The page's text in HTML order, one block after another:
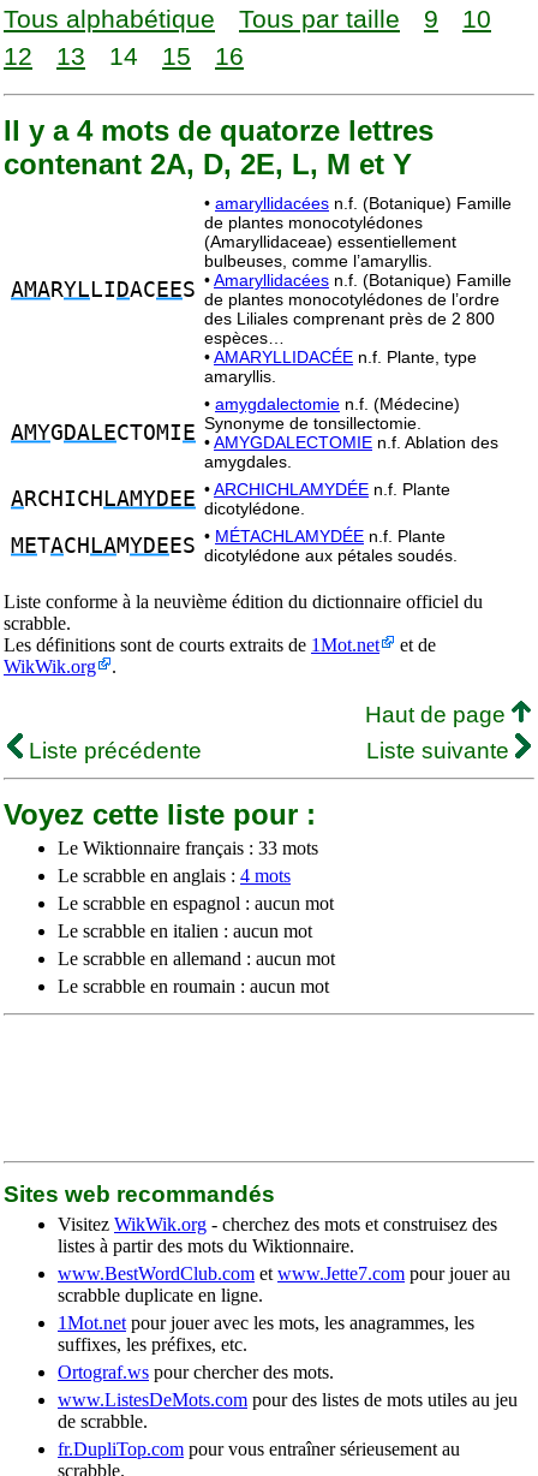
Tous alphabétique Tous par taille 9
10
12
13 14 15 16
Il y a 4 mots de quatorze lettres
contenant 2A, D, 2E, L, M et Y
AMARYL LI DAC EES
• amaryllidacées n.f. (Botanique) Famille
de plantes monocotylédones
(Amaryllidaceae) essentiellement
bulbeuses, comme l’amaryllis.
•Amaryllidacées n.f. (Botanique) Famille
de plantes monocotylédones de l’ordre
des Liliales comprenant près de 2 800
espèces…
•AMARYLLIDACÉE n.f. Plante, type
amaryllis.
AMYG DALECTOMI E
• amygdalectomie n.f. (Médecine)
Synonyme de tonsillectomie.
•AMYGDALECTOMIE n.f. Ablation des
amygdales.
ARCHICH LAMYDEE •ARCHICHLAMYDÉE n.f. Plante
dicotylédone.
METACH LAMYDE ES • MÉTACHLAMYDÉE n.f. Plante
dicotylédone aux pétales soudés.
Liste conforme à la neuvième édition du dictionnaire officiel du
scrabble.
Les définitions sont de courts extraits de 1Mot.net
et de
WikWik.org
.
Haut de page
Liste précédente
Liste suivante
Voyez cette liste pour :
Le Wiktionnaire français : 33 mots
Le scrabble en anglais : 4 mots
Le scrabble en espagnol : aucun mot
Le scrabble en italien : aucun mot
Le scrabble en allemand : aucun mot
Le scrabble en roumain : aucun mot
Sites web recommandés
Visitez WikWik.org - cherchez des mots et construisez des
listes à partir des mots du Wiktionnaire.
www.BestWordClub.com et www.Jette7.com pour jouer au
scrabble duplicate en ligne.
1Mot.net pour jouer avec les mots, les anagrammes, les
suffixes, les préfixes, etc.
Ortograf.ws pour chercher des mots.
www.ListesDeMots.com pour des listes de mots utiles au jeu
de scrabble.
fr.DupliTop.com pour vous entraîner sérieusement au
scrabble.